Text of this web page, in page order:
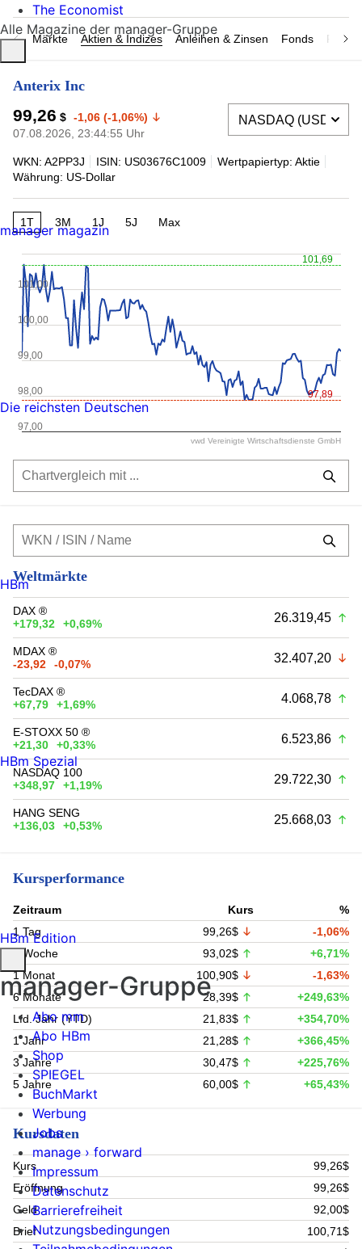
Märkte Aktien & Indizes Anleihen & Zinsen Fonds
Anterix Inc
99,26 $ -1,06 (-1,06%)
07.08.2026, 23:44:55 Uhr
WKN: A2PP3J ISIN: US03676C1009
Wertpapiertyp: Aktie
Währung: US-Dollar
1T 3M 1J 5J Max
101,69
97,89
98,00
100,00
97,00
99,00
101,00
vwd Vereinigte Wirtschaftsdienste GmbH
Weltmärkte
DAX ®
+179,32
+0,69% 26.319,45
MDAX ®
-23,92
-0,07% 32.407,20
TecDAX ®
+67,79
+1,69% 4.068,78
E-STOXX 50 ®
+21,30
+0,33% 6.523,86
NASDAQ 100
+348,97
+1,19% 29.722,30
HANG SENG
+136,03
+0,53% 25.668,03
Kursperformance
Zeitraum Kurs
%
1 Tag
99,26$
-1,06%
1 Woche
93,02$
+6,71%
1 Monat
100,90$
-1,63%
6 Monate
28,39$
+249,63%
Lfd. Jahr (YTD)
21,83$
+354,70%
1 Jahr
21,28$
+366,45%
3 Jahre
30,47$
+225,76%
5 Jahre
60,00$ +65,43%
Kursdaten
Kurs
99,26$
Eröffnung
99,26$
Geld
92,00$
Brief
100,71$
The Economist
Alle Magazine der manager-Gruppe
manager magazin
Die reichsten Deutschen
HBm
HBm Spezial
HBm Edition
manager-Gruppe
Abo mm
Abo HBm
Shop
SPIEGEL
BuchMarkt
Werbung
Jobs
manage › forward
Impressum
Datenschutz
Barrierefreiheit
Nutzungsbedingungen